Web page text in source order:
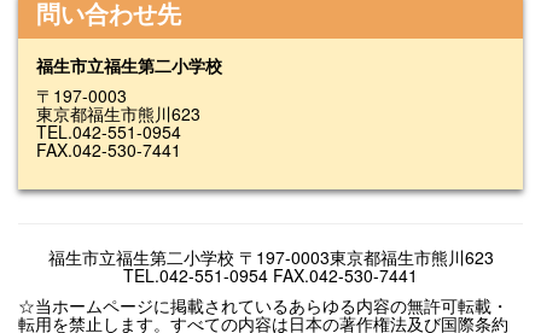
問い合わせ先
福生市立福生第二小学校
〒197-0003
東京都福生市熊川623
TEL.042-551-0954
FAX.042-530-7441
福生市立福生第二小学校 〒197-0003東京都福生市熊川623
TEL.042-551-0954 FAX.042-530-7441
☆当ホームページに掲載されているあらゆる内容の無許可転載・
転用を禁止します。すべての内容は日本の著作権法及び国際条約